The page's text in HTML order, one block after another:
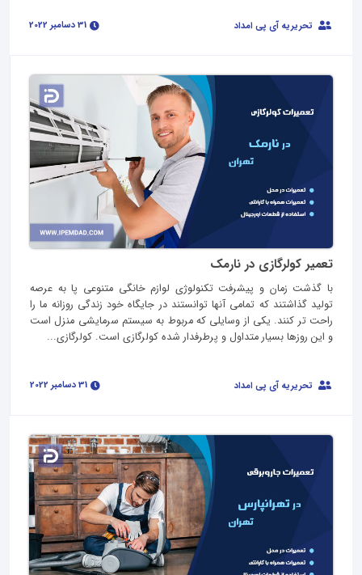
تحریریه آی پی امداد
تعمیر کولرگازی در نارمک
با گذشت زمان و پیشرفت تکنولوژی لوازم خانگی متنوعی پا به عرصه
تولید گذاشتند که تمامی آنها توانستند در جایگاه خود زندگی روزانه ما را
راحت تر کنند. یکی از وسایلی که مربوط به سیستم سرمایشی منزل است
و این روزها بسیار متداول و پرطرفدار شده کولرگازی است. کولرگازی...
تحریریه آی پی امداد